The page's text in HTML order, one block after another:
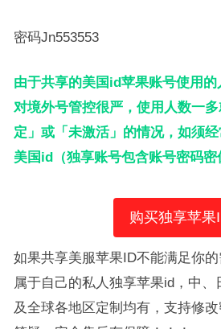
密码Jn553553
由于共享的美国id苹果账号使用
对境外号管控很严，使用人数一
定」或「未激活」的情况，如须
美国id（独享账号包含账号密码密
购买独享苹果
如果共享美服苹果ID不能满足你
属于自己的私人独享苹果id，中、
及全球各地区定制均有，支持修